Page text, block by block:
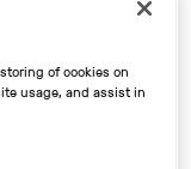
DU-HARCOUET
of cookies on
usage, and assist in